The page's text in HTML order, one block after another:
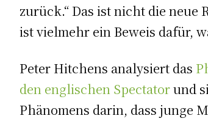
zurück.“ Das ist nicht die neue
ist vielmehr ein Beweis dafür,
Peter Hitchens analysiert das
den englischen Spectatorund
Phänomens darin, dass junge